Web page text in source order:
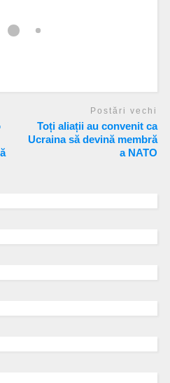
Postări vechi
Toți aliații au convenit ca
Ucraina să devină membră
a NATO